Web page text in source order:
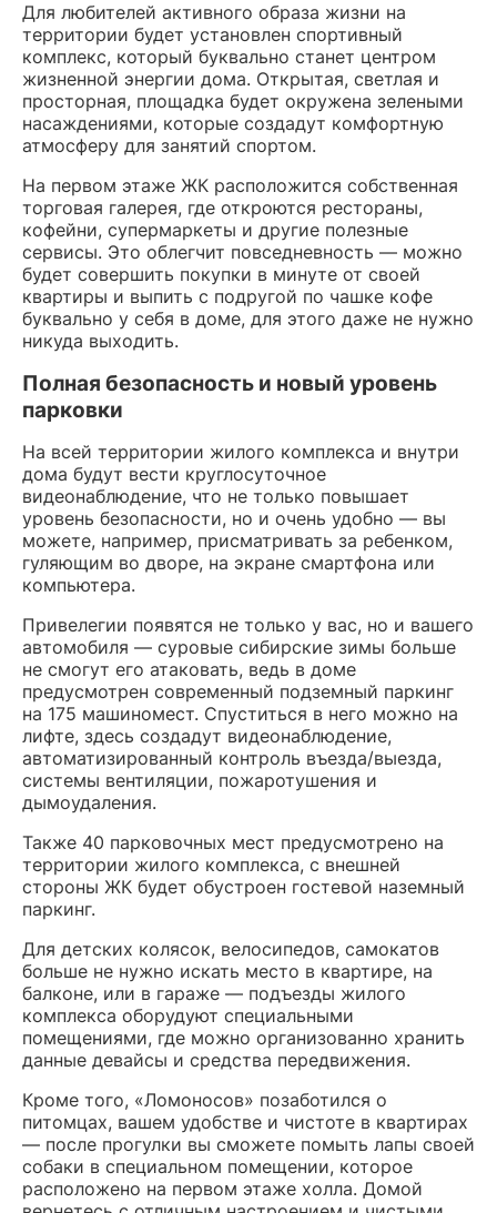
Для любителей активного образа жизни на
территории будет установлен спортивный
комплекс, который буквально станет центром
жизненной энергии дома. Открытая, светлая и
просторная, площадка будет окружена зелеными
насаждениями, которые создадут комфортную
атмосферу для занятий спортом.
На первом этаже ЖК расположится собственная
торговая галерея, где откроются рестораны,
кофейни, супермаркеты и другие полезные
сервисы. Это облегчит повседневность — можно
будет совершить покупки в минуте от своей
квартиры и выпить с подругой по чашке кофе
буквально у себя в доме, для этого даже не нужно
никуда выходить.
Полная безопасность и новый уровень
парковки
На всей территории жилого комплекса и внутри
дома будут вести круглосуточное
видеонаблюдение, что не только повышает
уровень безопасности, но и очень удобно — вы
можете, например, присматривать за ребенком,
гуляющим во дворе, на экране смартфона или
компьютера.
Привелегии появятся не только у вас, но и вашего
автомобиля — суровые сибирские зимы больше
не смогут его атаковать, ведь в доме
предусмотрен современный подземный паркинг
на 175 машиномест. Спуститься в него можно на
лифте, здесь создадут видеонаблюдение,
автоматизированный контроль въезда/выезда,
системы вентиляции, пожаротушения и
дымоудаления.
Также 40 парковочных мест предусмотрено на
территории жилого комплекса, с внешней
стороны ЖК будет обустроен гостевой наземный
паркинг.
Для детских колясок, велосипедов, самокатов
больше не нужно искать место в квартире, на
балконе, или в гараже — подъезды жилого
комплекса оборудуют специальными
помещениями, где можно организованно хранить
данные девайсы и средства передвижения.
Кроме того, «Ломоносов» позаботился о
питомцах, вашем удобстве и чистоте в квартирах
— после прогулки вы сможете помыть лапы своей
собаки в специальном помещении, которое
расположено на первом этаже холла. Домой